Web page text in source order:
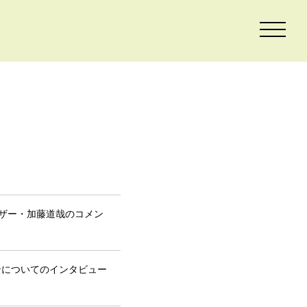
ー・加藤道哉のコメン
ついてのインタビュー